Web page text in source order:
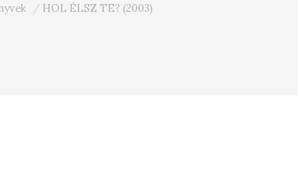
HOL ÉLSZ TE? (2003)